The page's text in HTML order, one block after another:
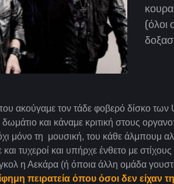
(όλοι
ακούγαμε τον τάδε φοβερό δίσκο
και κάναμε κριτική στους
μόνο τη μουσική, του κάθε άλμπουμ
τυχεροί και υπήρχε ένθετο με
γκολ η Αεκάρα (ή όποια άλλη ομάδα
πειρατεία όπου όσοι δεν είχαν